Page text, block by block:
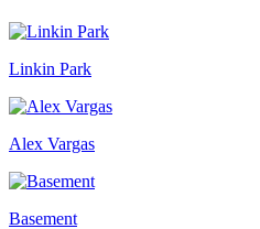
Linkin Park
Alex Vargas
Basement